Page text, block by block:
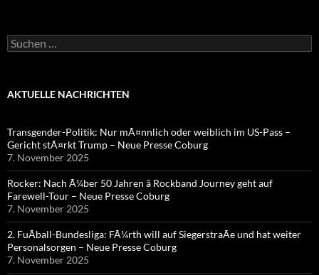
Suchen
nach:
AKTUELLE NACHRICHTEN
Transgender-Politik: Nur mÃ¤nnlich oder weiblich im US-Pass –
Gericht stÃ¤rkt Trump – Neue Presse Coburg
7. November 2025
Rocker: Nach Ã¼ber 50 Jahren â Rockband Journey geht auf
Farewell-Tour – Neue Presse Coburg
7. November 2025
2. FuÃball-Bundesliga: FÃ¼rth will auf SiegerstraÃe und hat weiter
Personalsorgen – Neue Presse Coburg
7. November 2025